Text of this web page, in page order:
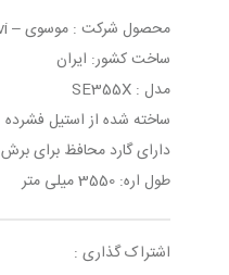
محصول شرکت : موسوی – Mousavi
ساخت کشور: ایران
مدل : SE355X
ساخته شده از استیل فشرده
دارای گارد محافظ برای برش
طول اره: 3550 میلی متر
اشتراک گذاری :